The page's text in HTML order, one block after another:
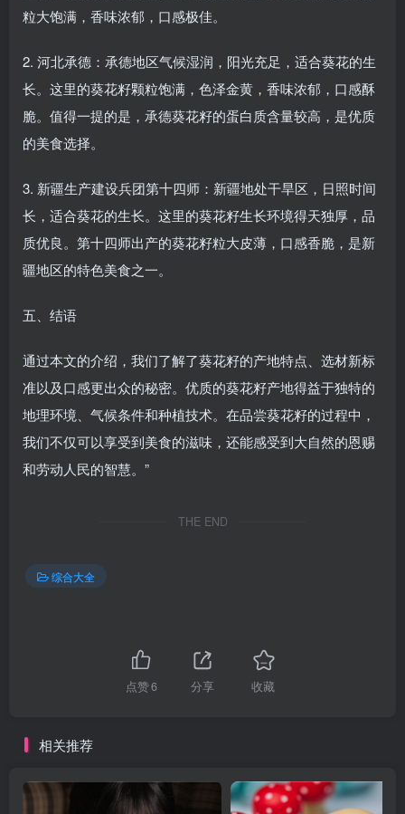
粒大饱满，香味浓郁，口感极佳。
2. 河北承德：承德地区气候湿润，阳光充足，适合葵花的生
长。这里的葵花籽颗粒饱满，色泽金黄，香味浓郁，口感酥
脆。值得一提的是，承德葵花籽的蛋白质含量较高，是优质
的美食选择。
3. 新疆生产建设兵团第十四师：新疆地处干旱区，日照时间
长，适合葵花的生长。这里的葵花籽生长环境得天独厚，品
质优良。第十四师出产的葵花籽粒大皮薄，口感香脆，是新
疆地区的特色美食之一。
五、结语
通过本文的介绍，我们了解了葵花籽的产地特点、选材新标
准以及口感更出众的秘密。优质的葵花籽产地得益于独特的
地理环境、气候条件和种植技术。在品尝葵花籽的过程中，
我们不仅可以享受到美食的滋味，还能感受到大自然的恩赐
和劳动人民的智慧。”
THE END
综合大全
点赞6 分享 收藏
相关推荐